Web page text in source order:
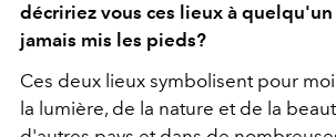
décririez vous ces lieux à
jamais mis les pieds?
Ces deux lieux symbolisent pour
la lumière, de la nature et de la